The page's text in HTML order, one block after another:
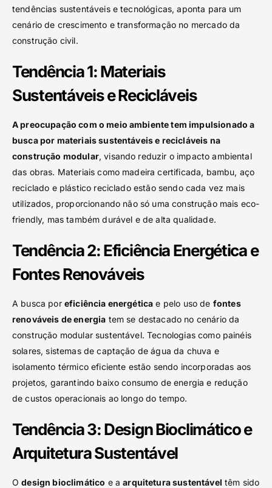
tendências sustentáveis e tecnológicas, aponta para um
cenário de crescimento e transformação no mercado da
construção civil.
Tendência 1: Materiais
Sustentáveis e Recicláveis
A preocupação com o meio ambiente tem impulsionado a
busca por materiais sustentáveis e recicláveis na
construção modular, visando reduzir o impacto ambiental
das obras. Materiais como madeira certificada, bambu, aço
reciclado e plástico reciclado estão sendo cada vez mais
utilizados, proporcionando não só uma construção mais eco-
friendly, mas também durável e de alta qualidade.
Tendência 2: Eficiência Energética e
Fontes Renováveis
A busca por eficiência energética e pelo uso de fontes
renováveis de energia tem se destacado no cenário da
construção modular sustentável. Tecnologias como painéis
solares, sistemas de captação de água da chuva e
isolamento térmico eficiente estão sendo incorporadas aos
projetos, garantindo baixo consumo de energia e redução
de custos operacionais ao longo do tempo.
Tendência 3: Design Bioclimático e
Arquitetura Sustentável
Odesign bioclimático e aarquitetura sustentável têm sido